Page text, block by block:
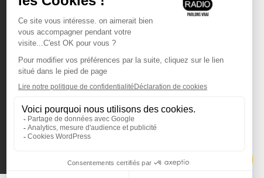
L'application Iphone
/ Android
Téléchargez l'application
Les cookies
Gestion des cookies